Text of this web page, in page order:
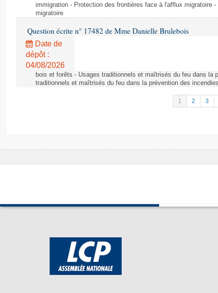
immigration - Protection des frontières face à l'afflux migratoire
migratoire
Question écrite n° 17482 de Mme Danielle Brulebois
Date de
dépôt :
04/08/2026
bois et forêts - Usages traditionnels et maîtrisés du feu dans la
traditionnels et maîtrisés du feu dans la prévention des
1 2 3